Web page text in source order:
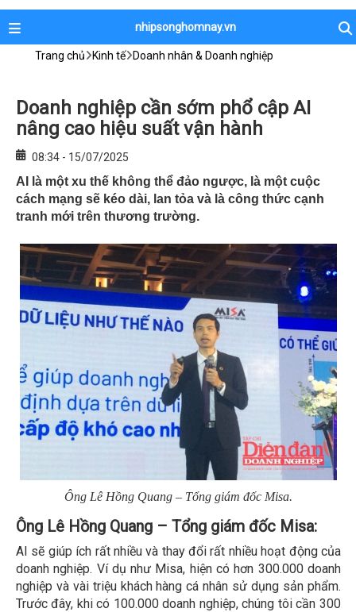
nhipsonghomnay.vn
Trang chủ Kinh tế Doanh nhân & Doanh nghiệp
Doanh nghiệp cần sớm phổ cập AI
nâng cao hiệu suất vận hành
08:34 - 15/07/2025
AI là một xu thế không thể đảo ngược, là một cuộc
cách mạng sẽ kéo dài, lan tỏa và là công thức cạnh
tranh mới trên thương trường.
Ông Lê Hồng Quang – Tổng giám đốc Misa.
Ông Lê Hồng Quang – Tổng giám đốc Misa:
AI sẽ giúp ích rất nhiều và thay đổi rất nhiều hoạt động của
doanh nghiệp. Ví dụ như Misa, hiện có hơn 300.000 doanh
nghiệp và vài triệu khách hàng cá nhân sử dụng sản phẩm.
Trước đây, khi có 100.000 doanh nghiệp, chúng tôi cần 300